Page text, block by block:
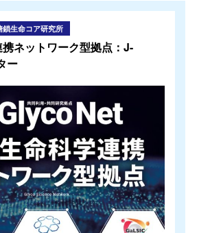
生命コア研究所
ネットワーク型拠点：J-
ー